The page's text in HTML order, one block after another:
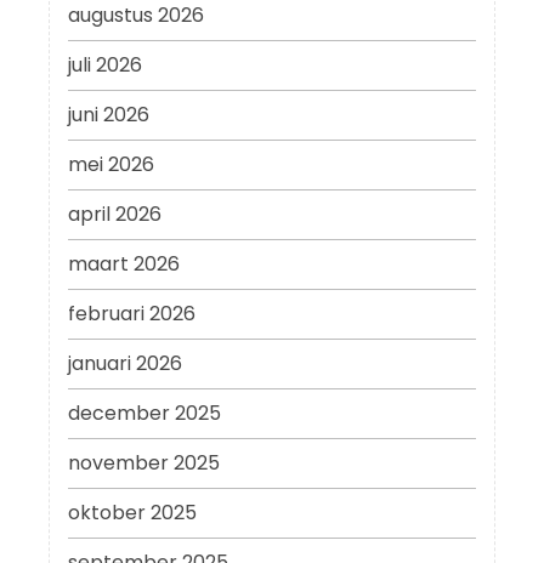
augustus 2026
juli 2026
juni 2026
mei 2026
april 2026
maart 2026
februari 2026
januari 2026
december 2025
november 2025
oktober 2025